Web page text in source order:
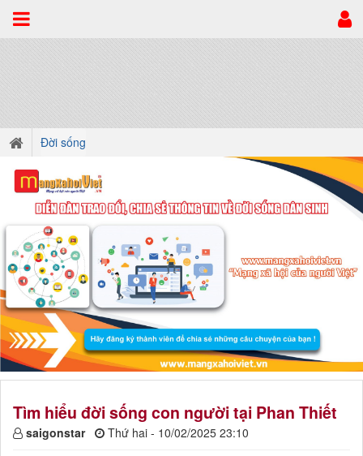
Đời sống
Tìm hiểu đời sống con người tại Phan Thiết
saigonstar Thứ hai - 10/02/2025 23:10